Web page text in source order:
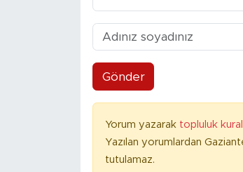
Gönder
Yorum yazarak topluluk
Yazılan yorumlardan
tutulamaz.